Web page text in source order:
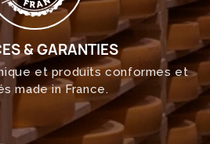
& GARANTIES
et produits conformes et
made in France.